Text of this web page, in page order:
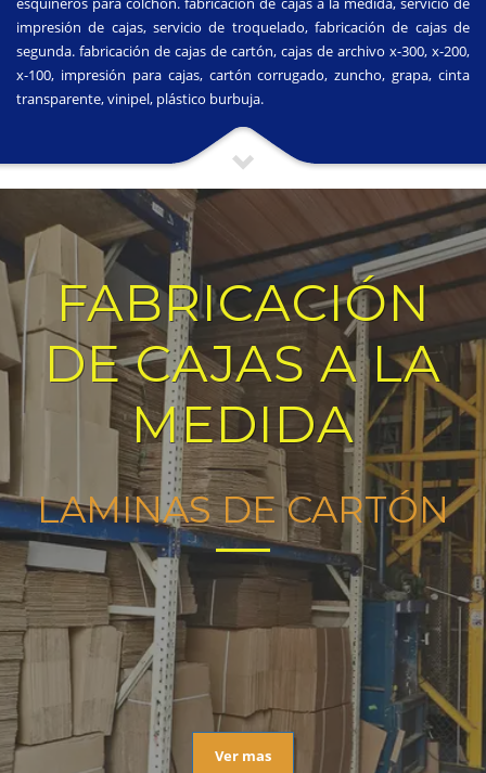
impresión de cajas, servicio de troquelado, fabricación de cajas de
segunda. fabricación de cajas de cartón, cajas de archivo x-300, x-200,
x-100, impresión para cajas, cartón corrugado, zuncho, grapa, cinta
transparente, vinipel, plástico burbuja.
FABRICACIÓN
DE CAJAS A LA
MEDIDA
LAMINAS DE CARTÓN
Ver mas